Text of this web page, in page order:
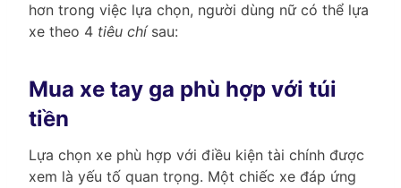
hơn trong việc lựa chọn, người dùng nữ có thể lựa
xe theo 4 tiêu chísau:
Mua xe tay ga phù hợp với túi
tiền
Lựa chọn xe phù hợp với điều kiện tài chính được
xem là yếu tố quan trọng. Một chiếc xe đáp ứng